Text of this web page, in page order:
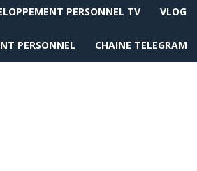
PERSONNEL TV VLOG
PERSONNEL CHAINE TELEGRAM